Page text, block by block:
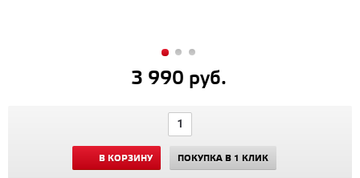
3 990 руб.
В КОРЗИНУ ПОКУПКА В 1 КЛИК